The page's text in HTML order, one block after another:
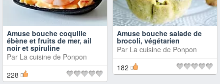
Amuse bouche coquille
ébène et fruits de mer, ail
noir et spiruline
Par La cuisine de Ponpon
228
Amuse bouche salade de
brocoli, végétarien
Par La cuisine de Ponpon
182